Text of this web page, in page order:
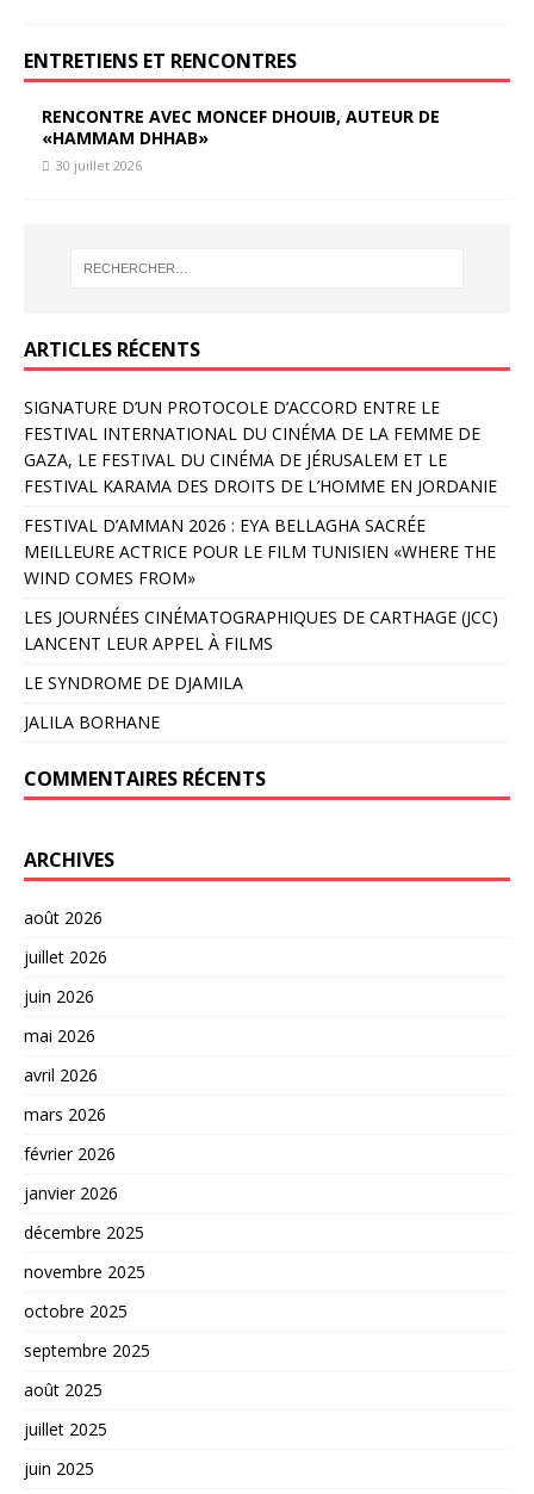
ENTRETIENS ET RENCONTRES
RENCONTRE AVEC MONCEF DHOUIB, AUTEUR DE
«HAMMAM DHHAB»
30 juillet 2026
ARTICLES RÉCENTS
SIGNATURE D’UN PROTOCOLE D’ACCORD ENTRE LE
FESTIVAL INTERNATIONAL DU CINÉMA DE LA FEMME DE
GAZA, LE FESTIVAL DU CINÉMA DE JÉRUSALEM ET LE
FESTIVAL KARAMA DES DROITS DE L’HOMME EN JORDANIE
FESTIVAL D’AMMAN 2026 : EYA BELLAGHA SACRÉE
MEILLEURE ACTRICE POUR LE FILM TUNISIEN «WHERE THE
WIND COMES FROM»
LES JOURNÉES CINÉMATOGRAPHIQUES DE CARTHAGE (JCC)
LANCENT LEUR APPEL À FILMS
LE SYNDROME DE DJAMILA
JALILA BORHANE
COMMENTAIRES RÉCENTS
ARCHIVES
août 2026
juillet 2026
juin 2026
mai 2026
avril 2026
mars 2026
février 2026
janvier 2026
décembre 2025
novembre 2025
octobre 2025
septembre 2025
août 2025
juillet 2025
juin 2025